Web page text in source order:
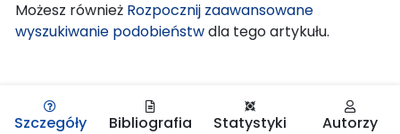
Możesz również Rozpocznij zaawansowane
wyszukiwanie podobieństwdla tego artykułu.
Szczegóły Bibliografia Statystyki Autorzy